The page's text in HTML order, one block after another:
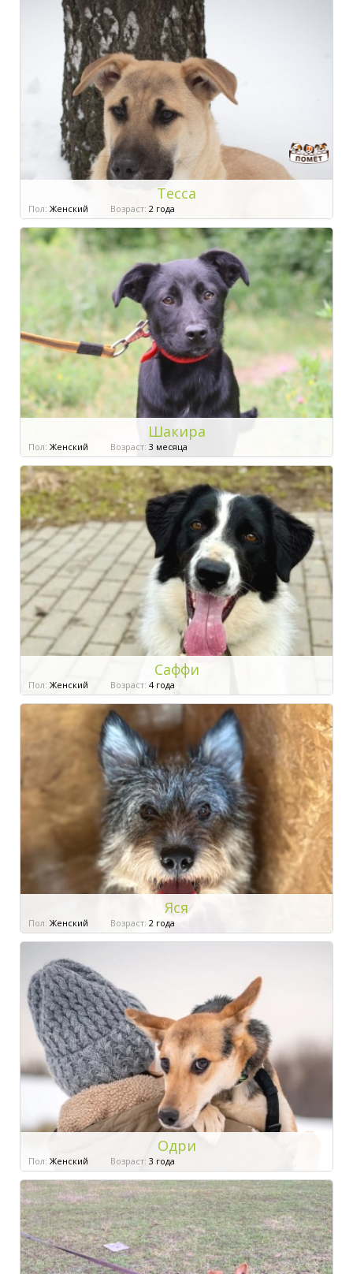
Тесса
Пол: Женский Возраст: 2 года
Шакира
Пол: Женский Возраст: 3 месяца
Саффи
Пол: Женский Возраст: 4 года
Яся
Пол: Женский Возраст: 2 года
Одри
Пол: Женский Возраст: 3 года